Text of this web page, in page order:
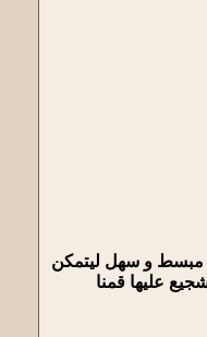
مبسط و سهل ليتمكن
عليها قمنا